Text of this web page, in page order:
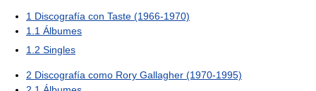
1 Discografía con Taste (1966-1970)
1.1 Álbumes
1.2 Singles
2 Discografía como Rory Gallagher (1970-1995)